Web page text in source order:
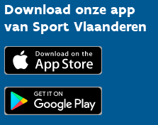
Download onze app
van Sport Vlaanderen